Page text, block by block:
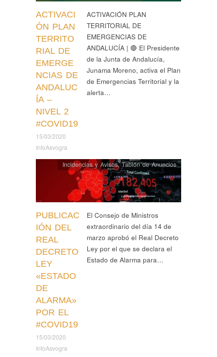
ACTIVACI
ÓN PLAN
TERRITO
RIAL DE
EMERGE
NCIAS DE
ANDALUC
ÍA –
NIVEL 2
#COVID19
15/03/2020
InfoAsvogra
ACTIVACIÓN PLAN
TERRITORIAL DE
EMERGENCIAS DE
ANDALUCÍA | 🔴 El Presidente
de la Junta de Andalucía,
Junama Moreno, activa el Plan
de Emergencias Territorial y la
alerta…
PUBLICAC
IÓN DEL
REAL
DECRETO
LEY
«ESTADO
DE
ALARMA»
POR EL
#COVID19
15/03/2020
InfoAsvogra
Incidencias y Avisos,Tablón de Anuncios
El Consejo de Ministros
extraordinario del día 14 de
marzo aprobó el Real Decreto
Ley por el que se declara el
Estado de Alarma para…